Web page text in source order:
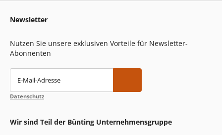
Newsletter
Nutzen Sie unsere exklusiven Vorteile für Newsletter-
Abonnenten
E-Mail-Adresse
Datenschutz
Wir sind Teil der Bünting Unternehmensgruppe